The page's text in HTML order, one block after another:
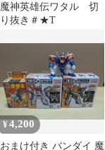
魔神英雄伝ワタル 切
り抜き＃★T
¥4,200
おまけ付き バンダイ 魔